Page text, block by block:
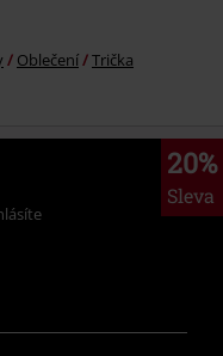
Oblečení Trička
20%
Sleva